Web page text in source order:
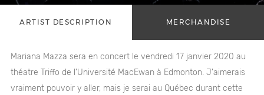
ARTIST DESCRIPTION MERCHANDISE
Mariana Mazza sera en concert le vendredi 17 janvier 2020 au
théatre Triffo de l'Université MacEwan à Edmonton. J'aimerais
vraiment pouvoir y aller, mais je serai au Québec durant cette